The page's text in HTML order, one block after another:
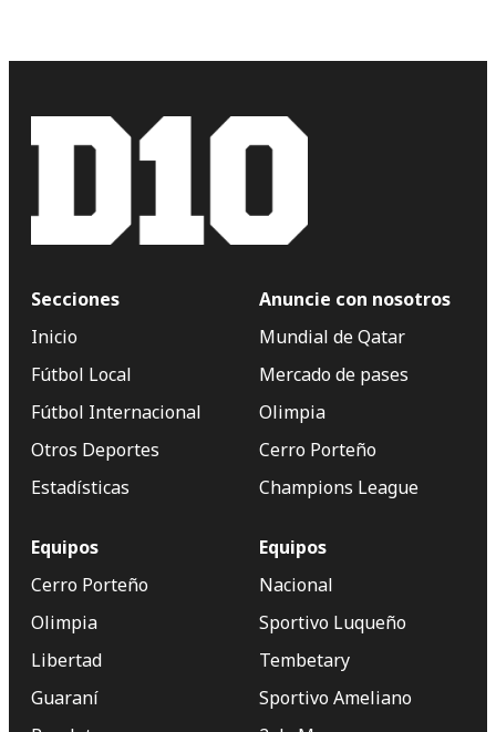
Secciones
Inicio
Fútbol Local
Fútbol Internacional
Otros Deportes
Estadísticas
Anuncie con nosotros
Mundial de Qatar
Mercado de pases
Olimpia
Cerro Porteño
Champions League
Equipos
Cerro Porteño
Olimpia
Libertad
Guaraní
Equipos
Nacional
Sportivo Luqueño
Tembetary
Sportivo Ameliano